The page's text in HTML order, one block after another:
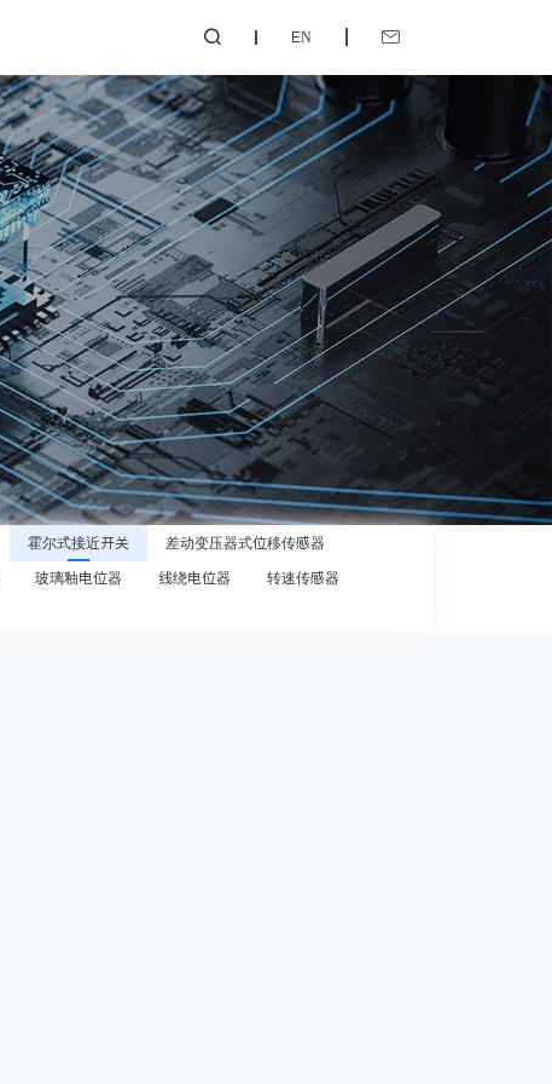
 EN 
霍尔式接近开关
差动变压器式位移传感器
玻璃釉电位器 线绕电位器
转速传感器